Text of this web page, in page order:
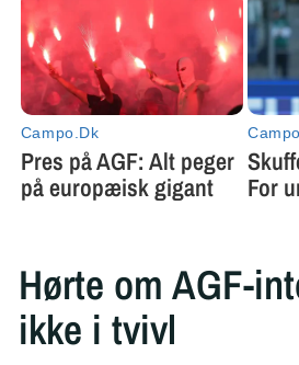
Hørte om AGF-
ikke i tvivl